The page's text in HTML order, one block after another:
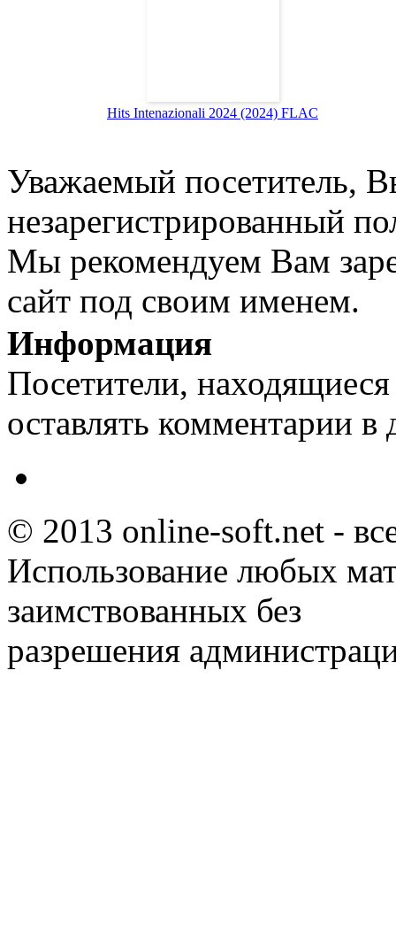
Hits Intenazionali 2024 (2024) FLAC
Уважаемый посетитель,
незарегистрированный
Мы рекомендуем Вам
сайт под своим именем.
Информация
Посетители,
оставлять комментарии в
© 2013 online-soft.net -
Использование любых
заимствованных без
разрешения